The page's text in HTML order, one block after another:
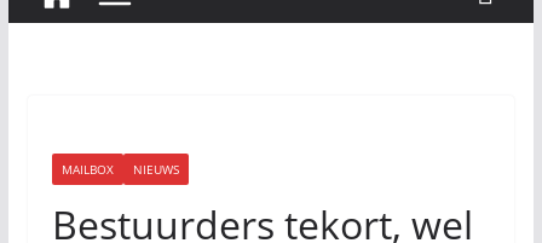
MAILBOX NIEUWS
Bestuurders tekort, wel